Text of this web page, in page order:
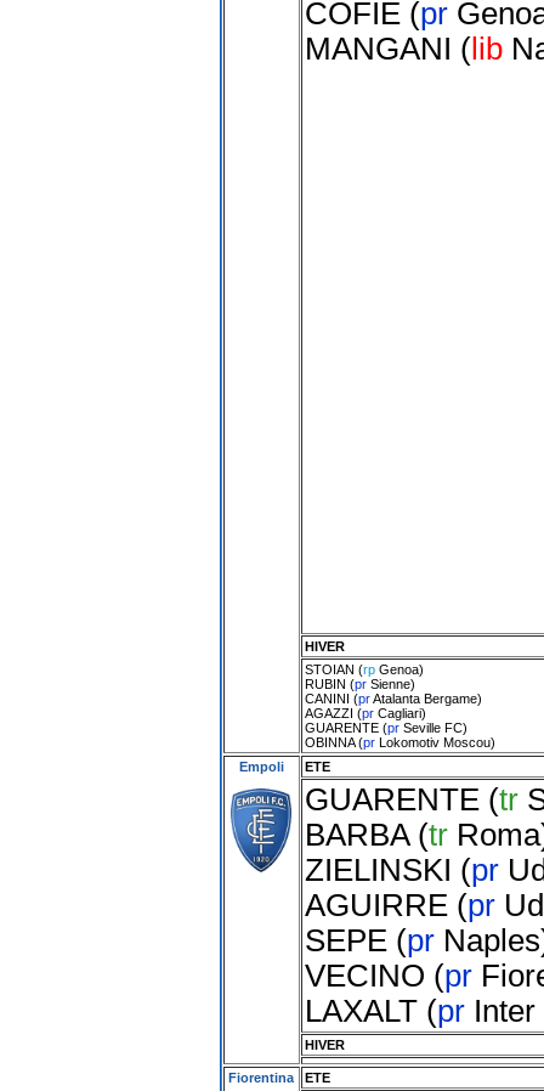
COFIE(pr
MANGANI (lib
HIVER
STOIAN (rp Genoa)
RUBIN (pr Sienne)
CANINI (prAtalanta Bergame)
AGAZZI (pr Cagliari)
GUARENTE(pr Seville FC)
OBINNA(pr Lokomotiv Moscou)
Empoli
ETE
GUARENTE(tr
BARBA(tr Roma
ZIELINSKI (pr
AGUIRRE(pr
SEPE(pr Naples
VECINO (pr
LAXALT(pr
HIVER
Fiorentina ETE